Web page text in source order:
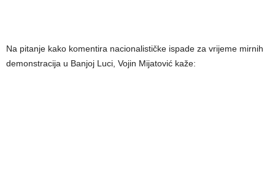
Na pitanje kako komentira nacionalističke ispade za vrijeme mirnih
demonstracija u Banjoj Luci, Vojin Mijatović kaže: